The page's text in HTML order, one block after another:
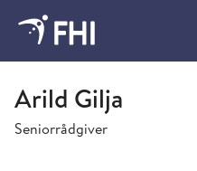
Helsedataservice
Arild Gilja
Seniorrådgiver